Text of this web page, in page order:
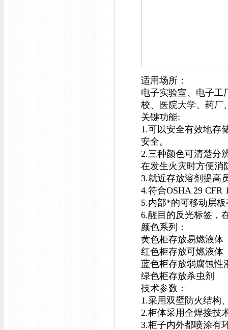
适用场所：
电子实验室、电子工
校、医院大学、药厂
关键功能:
1.可以安全有效地存
安全。
2.三种颜色可清楚分
在发生火灾时方便消
3.就近存放溶剂提高
4.符合OSHA 29 CFR
5.内部*的可移动层
6.醒目的反光标签，
颜色系列：
黄色柜存放易燃液体
红色柜存放可燃液体
蓝色柜存放弱腐蚀性
绿色柜存放杀虫剂
技术参数：
1.采用双壁防火结构
2.柜体采用全焊接技
3.柜子内外都喷涂有